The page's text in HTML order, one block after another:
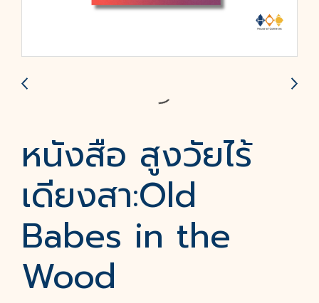
หนังสือ สูงวัยไร้
เดียงสา:Old
Babes in the
Wood